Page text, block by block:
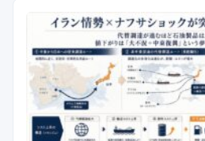
コンテナ
中古パレット
再生原料
梱包資材